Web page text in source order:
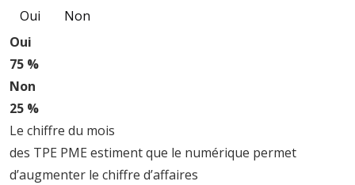
Oui
Non
Oui
75 %
Non
25 %
Le chiffre du mois
des TPE PME estiment que le numérique permet
d’augmenter le chiffre d’affaires